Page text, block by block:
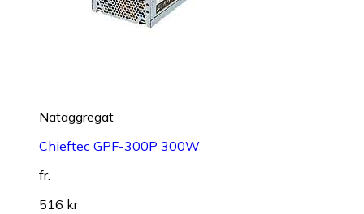
Nätaggregat
Chieftec GPF-300P 300W
fr.
516 kr